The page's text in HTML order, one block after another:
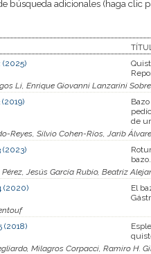
búsqueda adicionales (haga clic
(2025)
Li, Enrique Giovanni Lanzarini
de
Reyes, Silvio Cohen-Ríos, Jarib
(2023)
bazo.
Jesús García Rubio, Beatriz
(2020)
El
(2018)
Milagros Corpacci, Ramiro H.